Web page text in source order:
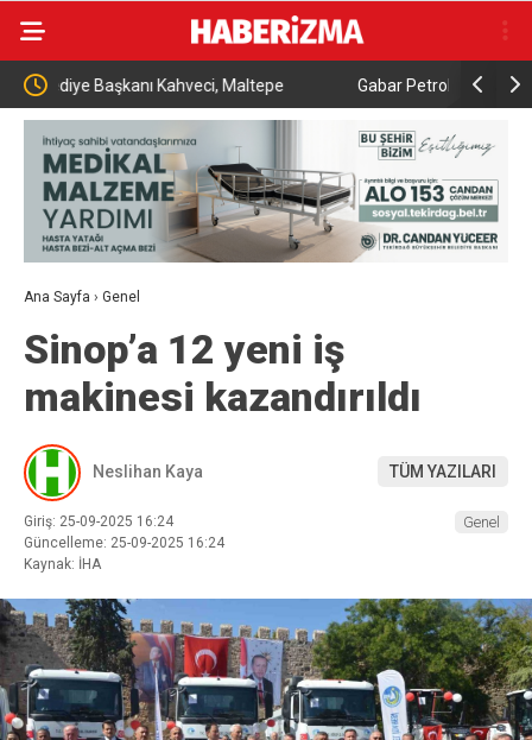
Gabar Petrol Sahasında Günlük Üretim Rekoru Kırıldı
Ana Sayfa › Genel
Sinop’a 12 yeni iş
makinesi kazandırıldı
Neslihan Kaya TÜM YAZILARI
Giriş: 25-09-2025 16:24
Güncelleme: 25-09-2025 16:24
Kaynak: İHA
Genel